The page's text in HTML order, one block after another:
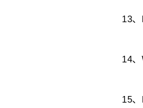
13
（
14
（
15